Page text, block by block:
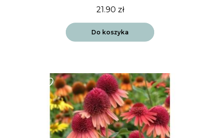
21.90 zł
Do koszyka